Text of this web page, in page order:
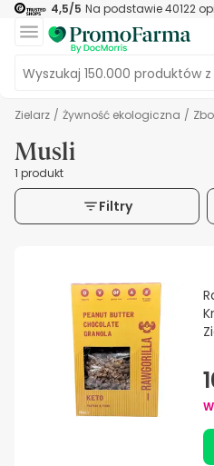
4,5/5 Na podstawie40122
Zielarz / Żywność ekologiczna /
Musli
1 produkt
Filtry